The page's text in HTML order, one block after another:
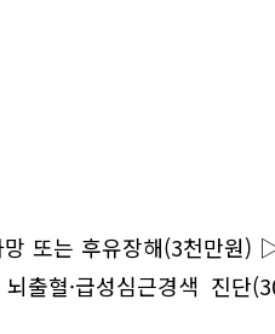
또는 후유장해(3천만원)
출혈·급성심근경색 진